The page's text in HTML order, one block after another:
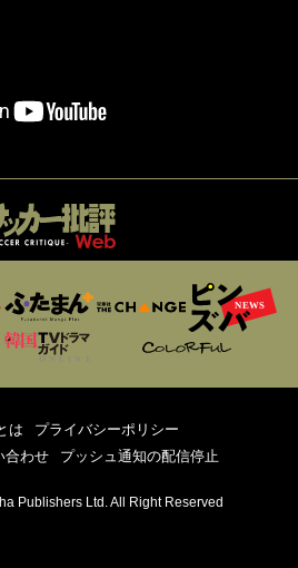
は
プライバシーポリシー
合わせ プッシュ通知の配信停止
Publishers Ltd. All Right Reserved